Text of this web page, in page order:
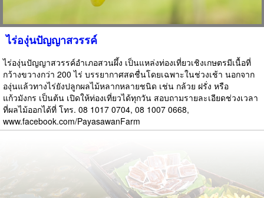
ไร่องุ่นปัญญาสวรรค์
ไร่องุ่นปัญญาสวรรค์อำเภอสวนผึ้ง เป็นแหล่งท่องเที่ยวเชิงเกษตรมีเนื้อที่
กว้างขวางกว่า 200 ไร่ บรรยากาศสดชื่นโดยเฉพาะในช่วงเช้า นอกจาก
องุ่นแล้วทางไร่ยังปลูกผลไม้หลากหลายชนิด เช่น กล้วย ฝรั่ง หรือ
แก้วมังกร เป็นต้น เปิดให้ท่องเที่ยวได้ทุกวัน สอบถามรายละเอียดช่วงเวลา
ที่ผลไม้ออกได้ที่ โทร. 08 1017 0704, 08 1007 0668,
www.facebook.com/PayasawanFarm